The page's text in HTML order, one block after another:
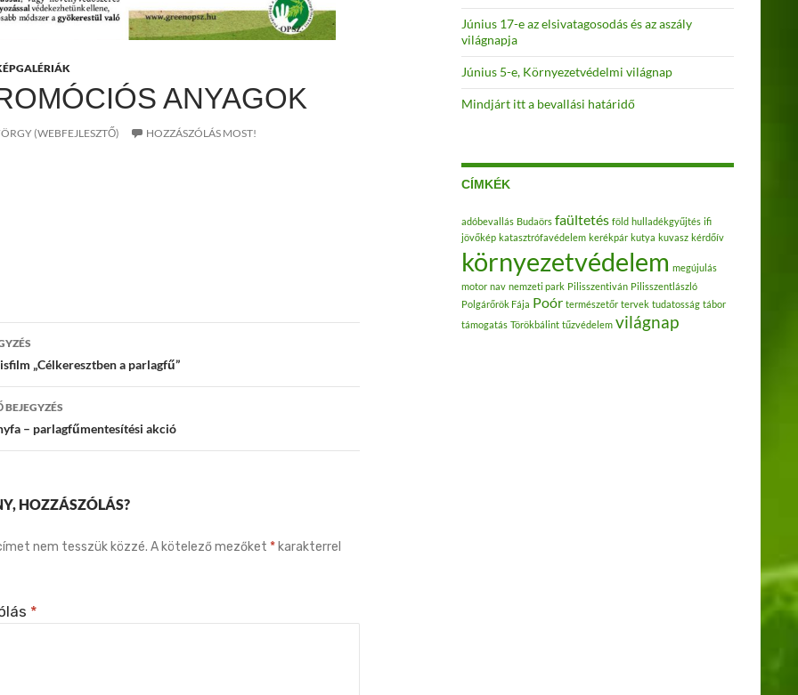
ANYAGOK
(WEBFEJLESZTŐ) HOZZÁSZÓLÁS MOST!
„Célkeresztben a parlagfű”
– parlagfűmentesítési akció
HOZZÁSZÓLÁS?
nem tesszük közzé. A kötelező mezőket * karakterrel
*
Június 17-e az elsivatagosodás és az aszály
világnapja
Június 5-e, Környezetvédelmi világnap
Mindjárt itt a bevallási határidő
CÍMKÉK
adóbevallás Budaörs faültetés föld hulladékgyűjtés ifi
jövőkép katasztrófavédelem kerékpár kutya kuvasz kérdőív
környezetvédelem megújulás
motor nav nemzeti park Pilisszentiván Pilisszentlászló
Polgárőrök Fája Poór természetőr tervek tudatosság tábor
támogatás Törökbálint tűzvédelem világnap